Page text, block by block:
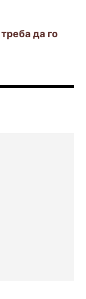
да го